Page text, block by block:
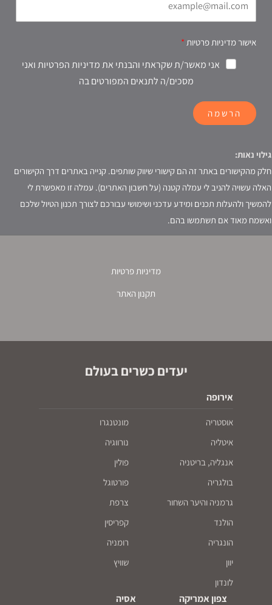
אישור מדיניות פרטיות
אני מאשר/ת שקראתי והבנתי את מדיניות הפרטיות ואני
מסכים/ה לתנאים המפורטים בה
הרשמה
גילוי נאות:
חלק מהקישורים באתר זה הם קישורי שיווק שותפים. קנייה באתרים דרך הקישורים
האלה עשויה להניב לי עמלה קטנה (על חשבון האתרים). עמלה זו מאפשרת לי
להמשיך ולהעלות תכנים ומידע עדכני ושימושי עבורכם לצורך תכנון הטיול שלכם
ואשמח מאוד אם תשתמשו בהם.
מדיניות פרטיות
תקנון האתר
יעדים כשרים בעולם
אירופה
אוסטריה
איטליה
אנגליה, בריטניה
בולגריה
גרמניה והיער השחור
הולנד
הונגריה
יוון
לונדון
מונטנגרו
נורווגיה
פולין
פורטוגל
צרפת
קפריסין
רומניה
שוויץ
צפון אמריקה אסיה